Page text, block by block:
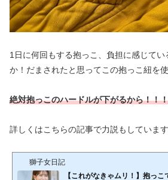
1日に何回もする抱っこ、負担に感じてい
か！だまされたと思ってこの抱っこ紐を
絶対抱っこのハードルが下がるから！！！
詳しくはこちらの記事で力説もしていま
獅子女日記
【これがなきゃムリ！】抱っ